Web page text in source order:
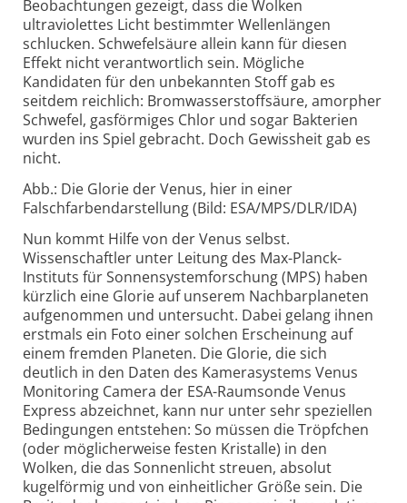
Beobachtungen gezeigt, dass die Wolken
ultraviolettes Licht bestimmter Wellenlängen
schlucken. Schwefelsäure allein kann für diesen
Effekt nicht verantwortlich sein. Mögliche
Kandidaten für den unbekannten Stoff gab es
seitdem reichlich: Bromwasserstoffsäure, amorpher
Schwefel, gasförmiges Chlor und sogar Bakterien
wurden ins Spiel gebracht. Doch Gewissheit gab es
nicht.
Abb.: Die Glorie der Venus, hier in einer
Falschfarbendarstellung (Bild: ESA/MPS/DLR/IDA)
Nun kommt Hilfe von der Venus selbst.
Wissenschaftler unter Leitung des Max-Planck-
Instituts für Sonnensystemforschung (MPS) haben
kürzlich eine Glorie auf unserem Nachbarplaneten
aufgenommen und untersucht. Dabei gelang ihnen
erstmals ein Foto einer solchen Erscheinung auf
einem fremden Planeten. Die Glorie, die sich
deutlich in den Daten des Kamerasystems Venus
Monitoring Camera der ESA-Raumsonde Venus
Express abzeichnet, kann nur unter sehr speziellen
Bedingungen entstehen: So müssen die Tröpfchen
(oder möglicherweise festen Kristalle) in den
Wolken, die das Sonnenlicht streuen, absolut
kugelförmig und von einheitlicher Größe sein. Die